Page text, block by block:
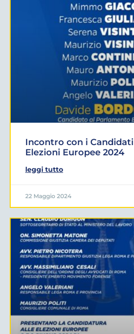
Incontro con i
Elezioni Europee 2024
leggi tutto
22 Maggio 2024